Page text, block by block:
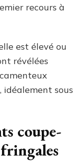
recours à
est élevé ou
révélées
idéalement sous
coupe-